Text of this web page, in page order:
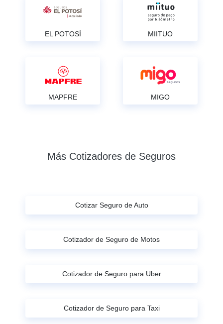
EL POTOSÍ MIITUO
MAPFRE MIGO
Más Cotizadores de Seguros
Cotizar Seguro de Auto
Cotizador de Seguro de Motos
Cotizador de Seguro para Uber
Cotizador de Seguro para Taxi